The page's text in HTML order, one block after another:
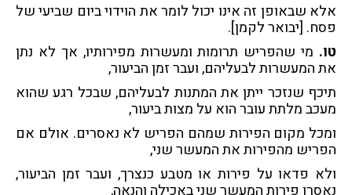
אלא שבאופן זה אינו יכול לומר את הוידוי ביום שביעי של
פסח. [יבואר לקמן].
טו. מי שהפריש תרומות ומעשרות מפירותיו, אך לא נתן
את המעשרות לבעליהם, ועבר זמן הביעור,
תיכף שנזכר ייתן את המתנות לבעליהם, שבכל רגע שהוא
מעכב מלתת עובר הוא על מצות ביעור,
ומכל מקום הפירות שמהם הפריש לא נאסרים. אולם אם
הפריש מהפירות את המעשר שני,
ולא פדאו על פירות או מטבע כנצרך, ועבר זמן הביעור,
נאסרו פירות המעשר שני באכילה והנאה,